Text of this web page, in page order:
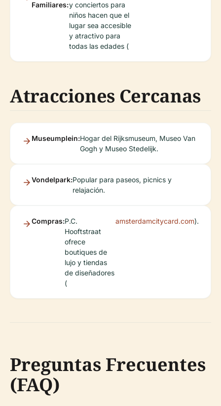
Familiares:y conciertos para
niños hacen que el
lugar sea accesible
y atractivo para
todas las edades (
Atracciones Cercanas
Museumplein:Hogar del Rijksmuseum, Museo Van
Gogh y Museo Stedelijk.
Vondelpark:Popular para paseos, picnics y
relajación.
Compras:P.C.
Hooftstraat
ofrece
boutiques de
lujo y tiendas
de diseñadores
(
amsterdamcitycard.com).
Preguntas Frecuentes
(FAQ)